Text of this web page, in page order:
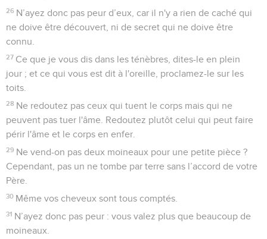
26 N’ayez donc pas peur d’eux, car il n'y a rien de caché qui
ne doive être découvert, ni de secret qui ne doive être
connu.
27 Ce que je vous dis dans les ténèbres, dites-le en plein
jour ; et ce qui vous est dit à l'oreille, proclamez-le sur les
toits.
28 Ne redoutez pas ceux qui tuent le corps mais qui ne
peuvent pas tuer l'âme. Redoutez plutôt celui qui peut faire
périr l'âme et le corps en enfer.
29 Ne vend-on pas deux moineaux pour une petite pièce ?
Cependant, pas un ne tombe par terre sans l’accord de votre
Père.
30 Même vos cheveux sont tous comptés.
31 N’ayez donc pas peur : vous valez plus que beaucoup de
moineaux.